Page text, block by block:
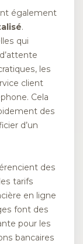
également
.
qui
les
client
Cela
des
d’un
des
tarifs
en ligne
font des
pour les
bancaires